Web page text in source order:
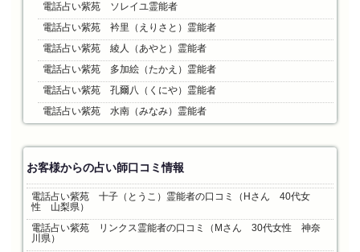
電話占い紫苑 ソレイユ霊能者
電話占い紫苑 衿里（えりさと）霊能者
電話占い紫苑 綾人（あやと）霊能者
電話占い紫苑 多加絵（たかえ）霊能者
電話占い紫苑 孔爾八（くにや）霊能者
電話占い紫苑 水南（みなみ）霊能者
お客様からの占い師口コミ情報
電話占い紫苑 十子（とうこ）霊能者の口コミ（Hさん 40代女
性 山梨県）
電話占い紫苑 リンクス霊能者の口コミ（Mさん 30代女性 神奈
川県）